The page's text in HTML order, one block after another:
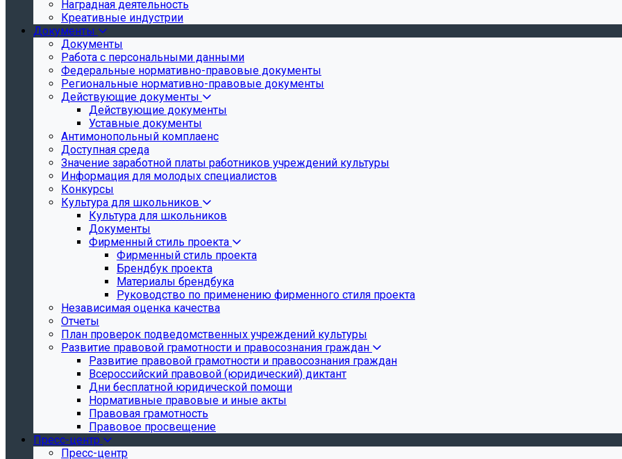
Наградная деятельность
Креативные индустрии
Документы
Документы
Работа с персональными данными
Федеральные нормативно-правовые документы
Региональные нормативно-правовые документы
Действующие документы
Действующие документы
Уставные документы
Антимонопольный комплаенс
Доступная среда
Значение заработной платы работников учреждений культуры
Информация для молодых специалистов
Конкурсы
Культура для школьников
Культура для школьников
Документы
Фирменный стиль проекта
Фирменный стиль проекта
Брендбук проекта
Материалы брендбука
Руководство по применению фирменного стиля проекта
Независимая оценка качества
Отчеты
План проверок подведомственных учреждений культуры
Развитие правовой грамотности и правосознания граждан
Развитие правовой грамотности и правосознания граждан
Всероссийский правовой (юридический) диктант
Дни бесплатной юридической помощи
Нормативные правовые и иные акты
Правовая грамотность
Правовое просвещение
Пресс-центр
Пресс-центр